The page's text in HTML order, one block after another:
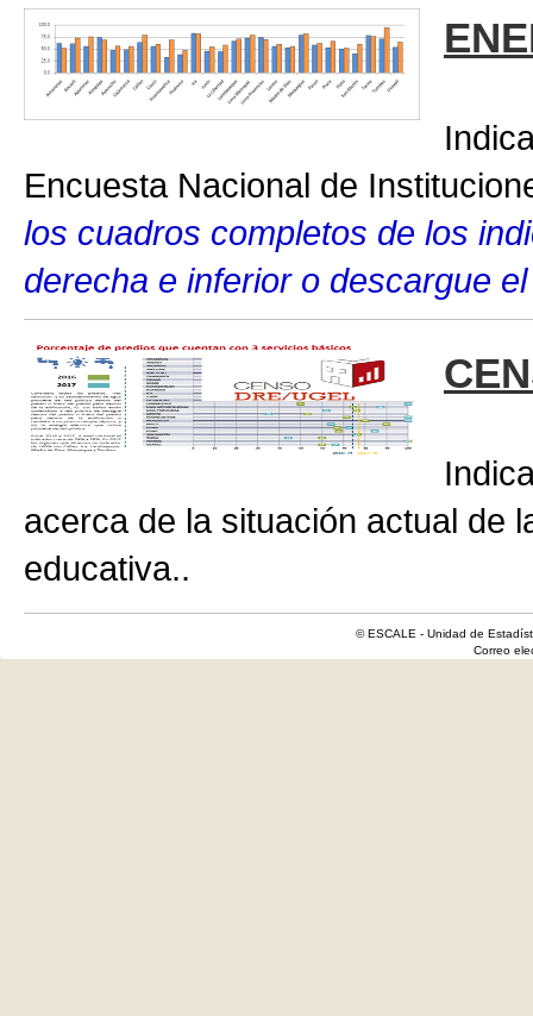
Encuesta Nacional de
los cuadros completos de los
derecha e inferior o descargue
acerca de la situación actual de
educativa..
© ESCALE - Unidad de
Correo